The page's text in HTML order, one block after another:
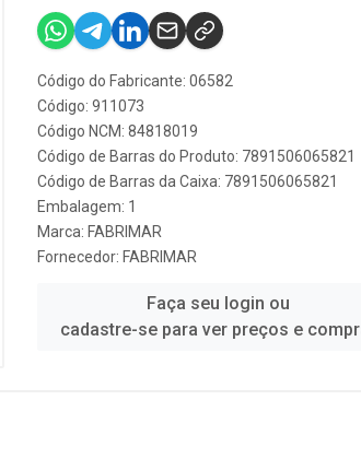
Código do Fabricante: 06582
Código: 911073
Código NCM: 84818019
Código de Barras do Produto: 7891506065821
Código de Barras da Caixa: 7891506065821
Embalagem: 1
Marca: FABRIMAR
Fornecedor: FABRIMAR
Faça seu login ou
cadastre-se para ver preços e